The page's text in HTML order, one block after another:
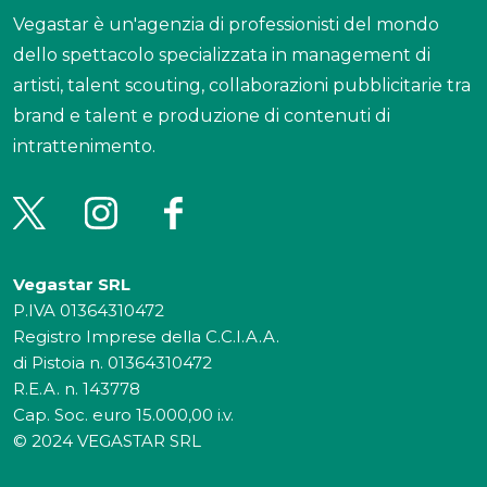
Vegastar è un'agenzia di professionisti del mondo
dello spettacolo specializzata in management di
artisti, talent scouting, collaborazioni pubblicitarie tra
brand e talent e produzione di contenuti di
intrattenimento.
Vegastar SRL
P.IVA 01364310472
Registro Imprese della C.C.I.A.A.
di Pistoia n. 01364310472
R.E.A. n. 143778
Cap. Soc. euro 15.000,00 i.v.
© 2024 VEGASTAR SRL